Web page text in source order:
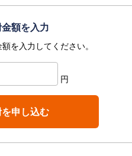
額を入力
を入力してください。
円
申し込む